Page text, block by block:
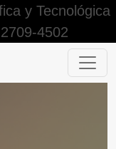
y Tecnológica
4502